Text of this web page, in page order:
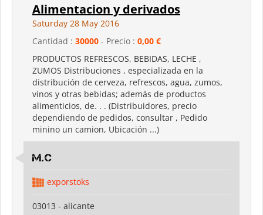
Alimentacion y derivados
Saturday 28 May 2016
Cantidad : 30000 - Precio : 0,00 €
PRODUCTOS REFRESCOS, BEBIDAS, LECHE ,
ZUMOS Distribuciones , especializada en la
distribución de cerveza, refrescos, agua, zumos,
vinos y otras bebidas; además de productos
alimenticios, de. . . (Distribuidores, precio
dependiendo de pedidos, consultar , Pedido
minino un camion, Ubicación ...)
M.C
exporstoks
03013 - alicante